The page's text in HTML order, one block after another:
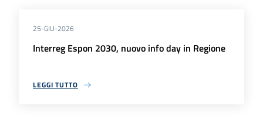
25-GIU-2026
Interreg Espon 2030, nuovo info day in Regione
LEGGI TUTTO